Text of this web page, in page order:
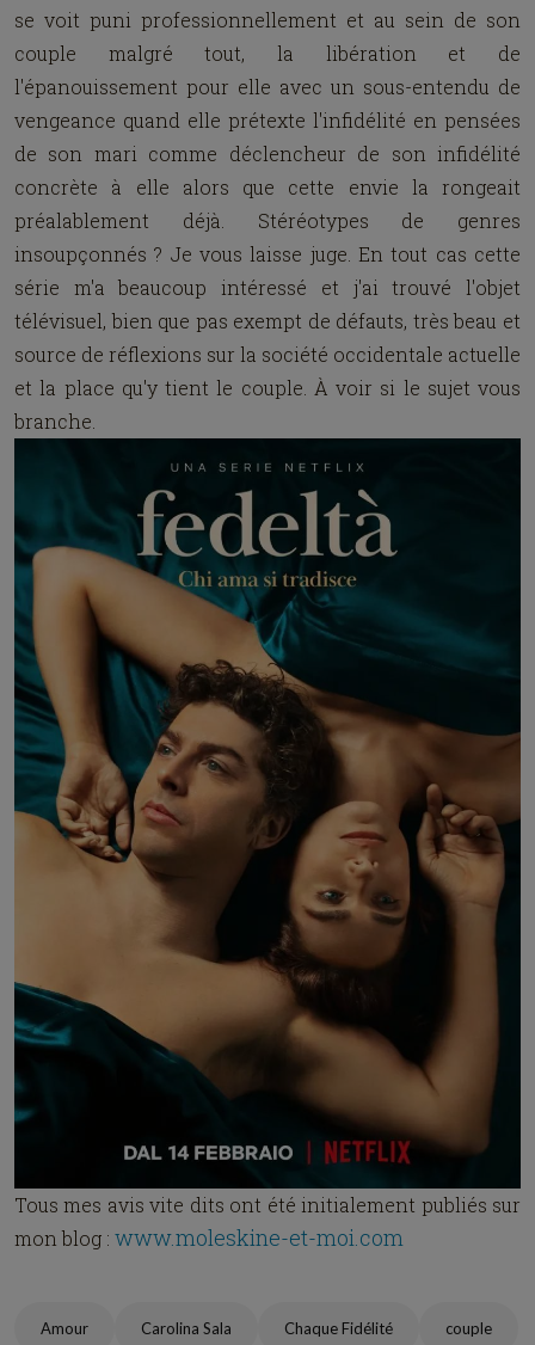
se voit puni professionnellement et au sein de son
couple malgré tout, la libération et de
l'épanouissement pour elle avec un sous-entendu de
vengeance quand elle prétexte l'infidélité en pensées
de son mari comme déclencheur de son infidélité
concrète à elle alors que cette envie la rongeait
préalablement déjà. Stéréotypes de genres
insoupçonnés ? Je vous laisse juge. En tout cas cette
série m'a beaucoup intéressé et j'ai trouvé l'objet
télévisuel, bien que pas exempt de défauts, très beau et
source de réflexions sur la société occidentale actuelle
et la place qu'y tient le couple. À voir si le sujet vous
branche.
Tous mes avis vite dits ont été initialement publiés sur
mon blog : www.moleskine-et-moi.com
Amour Carolina Sala Chaque Fidélité couple